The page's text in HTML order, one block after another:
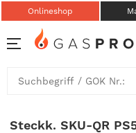
Onlineshop
Steckk. SKU-QR